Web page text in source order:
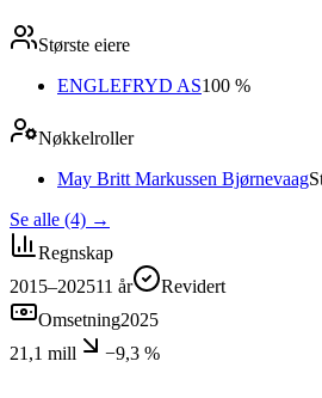
Største eiere
ENGLEFRYD AS100 %
Nøkkelroller
May Britt Markussen Bjørnevaag
Se alle (4) →
Regnskap
2015–202511 år
Revidert
Omsetning2025
21,1 mill
−9,3 %